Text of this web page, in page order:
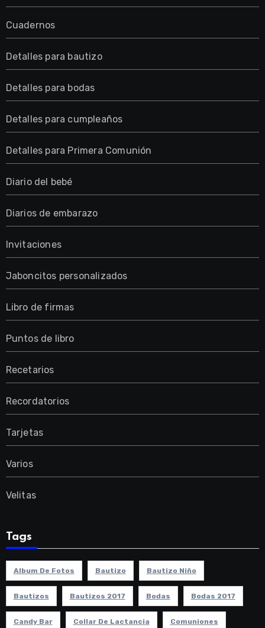
Cuadernos
Detalles para bautizo
Detalles para bodas
Detalles para cumpleaños
Detalles para Primera Comunión
Diario del bebé
Diarios de embarazo
Invitaciones
Jaboncitos personalizados
Libro de firmas
Puntos de libro
Recetarios
Recordatorios
Tarjetas
Varios
Velitas
Tags
Album De Fotos Bautizo Bautizo Niño
Bautizos Bautizos 2017 Bodas Bodas 2017
Candy Bar Collar De Lactancia Comuniones